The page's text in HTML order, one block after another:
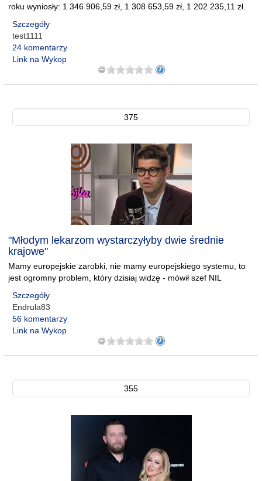
roku wyniosły: 1 346 906,59 zł, 1 308 653,59 zł, 1 202 235,11 zł.
Szczegóły
test1111
24 komentarzy
Link na Wykop
375
"Młodym lekarzom wystarczyłyby dwie średnie
krajowe"
Mamy europejskie zarobki, nie mamy europejskiego systemu, to
jest ogromny problem, który dzisiaj widzę - mówił szef NIL
Szczegóły
Endrula83
56 komentarzy
Link na Wykop
355